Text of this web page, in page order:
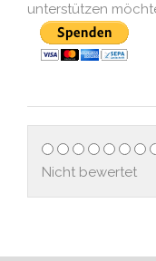
unterstützen
Nicht bewertet